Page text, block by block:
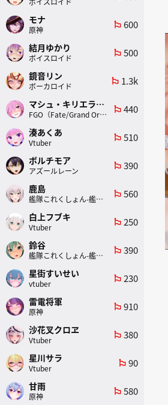
モナ
原神
emoji_flags 600
結月ゆかり
ボイスロイド
emoji_flags 500
鏡音リン
ボーカロイド
emoji_flags 1.3k
マシュ・キリエライト
FGO（Fate/Grand Order）
emoji_flags 440
湊あくあ
Vtuber
emoji_flags 510
ボルチモア
アズールレーン
emoji_flags 390
鹿島
艦隊これくしょん-艦これ-
emoji_flags 560
白上フブキ
Vtuber
emoji_flags 250
鈴谷
艦隊これくしょん-艦これ-
emoji_flags 390
星街すいせい
vtuber
emoji_flags 230
雷電将軍
原神
emoji_flags 910
沙花叉クロヱ
Vtuber
emoji_flags 380
星川サラ
Vtuber
emoji_flags 90
甘雨
原神
emoji_flags 580